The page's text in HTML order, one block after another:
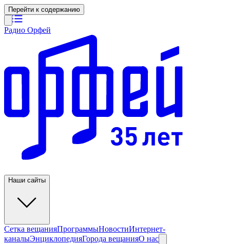
Перейти к содержанию
Радио Орфей
Наши сайты
Сетка вещанияПрограммыНовостиИнтернет-
каналыЭнциклопедияГорода вещанияО нас